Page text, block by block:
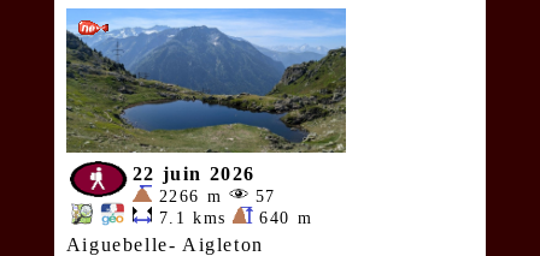
22 juin 2026
2266 m
57
7.1 kms
640 m
Aiguebelle- Aigleton